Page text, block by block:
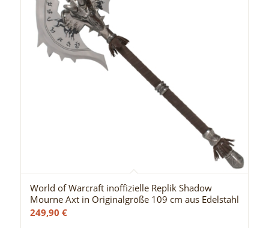
World of Warcraft inoffizielle Replik Shadow
Mourne Axt in Originalgröße 109 cm aus Edelstahl
249,90 €